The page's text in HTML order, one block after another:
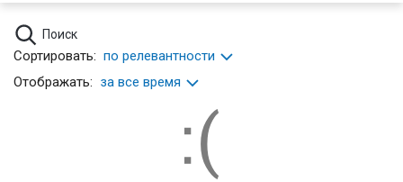
Поиск
Сортировать: по релевантности
Отображать: за все время